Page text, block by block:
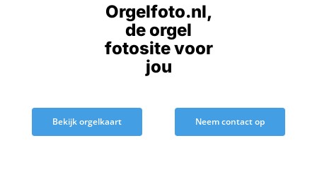
Orgelfoto.nl,
de orgel
fotosite voor
jou
Bekijk orgelkaart Neem contact op